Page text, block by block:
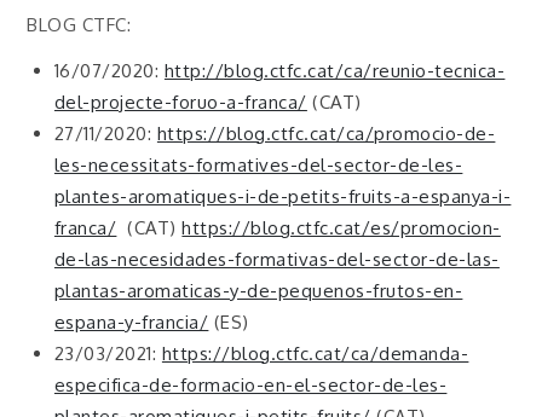
BLOG CTFC:
16/07/2020: http://blog.ctfc.cat/ca/reunio-tecnica-
del-projecte-foruo-a-franca/ (CAT)
27/11/2020: https://blog.ctfc.cat/ca/promocio-de-
les-necessitats-formatives-del-sector-de-les-
plantes-aromatiques-i-de-petits-fruits-a-espanya-i-
franca/ (CAT)https://blog.ctfc.cat/es/promocion-
de-las-necesidades-formativas-del-sector-de-las-
plantas-aromaticas-y-de-pequenos-frutos-en-
espana-y-francia/ (ES)
23/03/2021: https://blog.ctfc.cat/ca/demanda-
especifica-de-formacio-en-el-sector-de-les-